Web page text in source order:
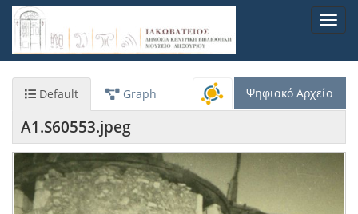
Παράκαμψη
προς
κυρίως
Default Graph Ψηφιακό Αρχείο
A1.S60553.jpeg